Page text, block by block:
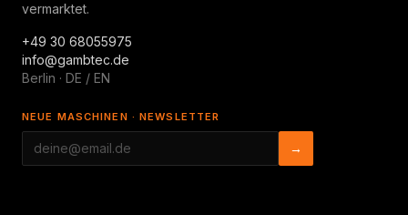
vermarktet.
+49 30 68055975
info@gambtec.de
Berlin · DE / EN
NEUE MASCHINEN · NEWSLETTER
→